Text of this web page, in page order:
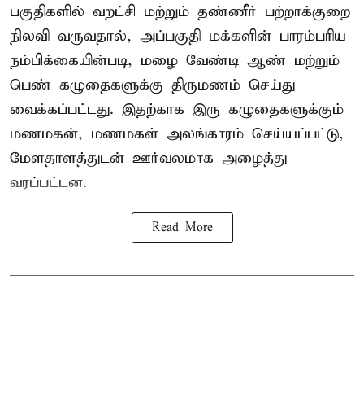
பகுதிகளில் வறட்சி மற்றும் தண்ணீர் பற்றாக்குறை
நிலவி வருவதால், அப்பகுதி மக்களின் பாரம்பரிய
நம்பிக்கையின்படி, மழை வேண்டி ஆண் மற்றும்
பெண் கழுதைகளுக்கு திருமணம் செய்து
வைக்கப்பட்டது. இதற்காக இரு கழுதைகளுக்கும்
மணமகன், மணமகள் அலங்காரம் செய்யப்பட்டு,
மேளதாளத்துடன் ஊர்வலமாக அழைத்து
வரப்பட்டன.
Read More